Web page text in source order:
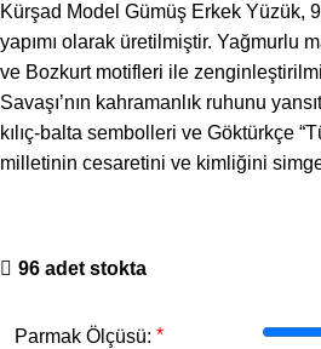
Kürşad Model Gümüş Erkek Yüzük,
yapımı olarak üretilmiştir. Yağmurlu
ve Bozkurt motifleri ile
Savaşı’nın kahramanlık ruhunu
kılıç-balta sembolleri ve Göktürkçe
milletinin cesaretini ve kimliğini
96 adet stokta
Parmak Ölçüsü: *